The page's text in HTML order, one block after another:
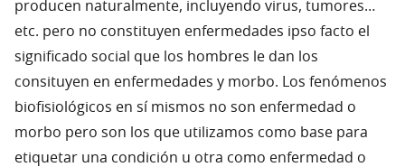
producen naturalmente, incluyendo virus, tumores…
etc. pero no constituyen enfermedades ipso facto el
significado social que los hombres le dan los
consituyen en enfermedades y morbo. Los fenómenos
biofisiológicos en sí mismos no son enfermedad o
morbo pero son los que utilizamos como base para
etiquetar una condición u otra como enfermedad o